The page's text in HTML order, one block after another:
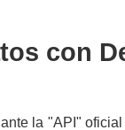
con
la "API"